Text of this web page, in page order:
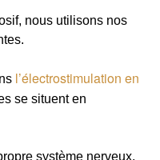
nous utilisons nos
l’électrostimulation en
se situent en
système nerveux,